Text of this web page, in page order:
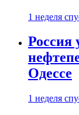
1 неделя
Россия
Одессе
1 неделя